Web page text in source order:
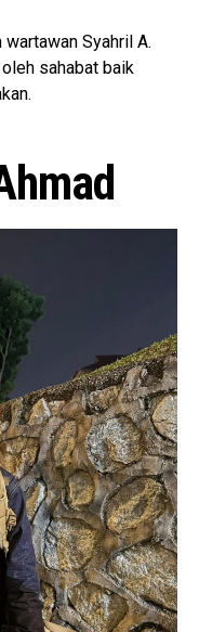
Syahril A.
sahabat baik